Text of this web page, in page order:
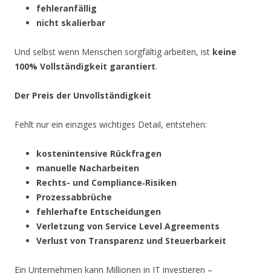
fehleranfällig
nicht skalierbar
Und selbst wenn Menschen sorgfältig arbeiten, ist keine
100% Vollständigkeit garantiert.
Der Preis der Unvollständigkeit
Fehlt nur ein einziges wichtiges Detail, entstehen:
kostenintensive Rückfragen
manuelle Nacharbeiten
Rechts- und Compliance‑Risiken
Prozessabbrüche
fehlerhafte Entscheidungen
Verletzung von Service Level Agreements
Verlust von Transparenz und Steuerbarkeit
Ein Unternehmen kann Millionen in IT investieren –